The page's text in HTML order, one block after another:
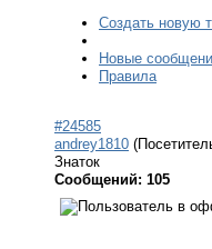
Создать новую
Новые
Правила
#24585
andrey1810
Знаток
Сообщений: 105